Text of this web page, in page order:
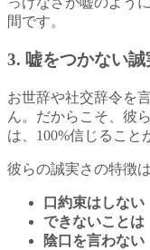
間です。
3. 嘘をつかない
お世辞や社交辞令を
ん。だからこそ、彼
は、100%信じること
彼らの誠実さの特徴
口約束はしない
できないことは
陰口を言わない